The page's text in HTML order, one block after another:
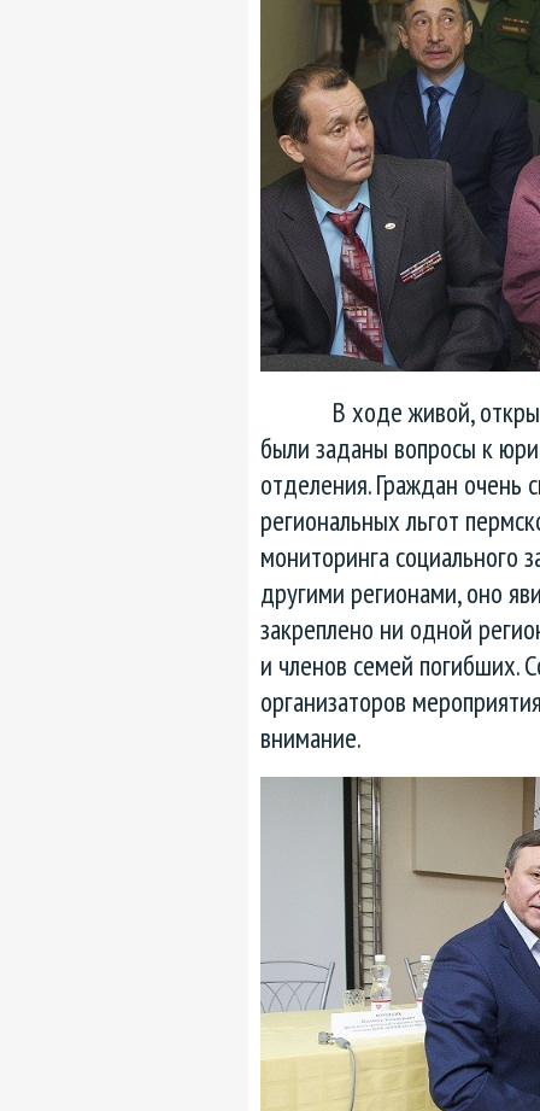
В ходе живой,
были заданы вопросы к
отделения. Граждан очень
региональных льгот
мониторинга социального
другими регионами, оно
закреплено ни одной
и членов семей погибших.
организаторов
внимание.